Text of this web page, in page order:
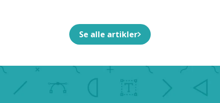
Se alle artikler